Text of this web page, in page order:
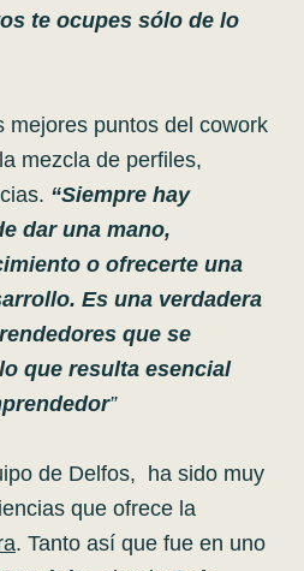
te ocupes sólo de lo
mejores puntos del cowork
mezcla de perfiles,
“Siempre hay
dar una mano,
o ofrecerte una
Es una verdadera
que se
que resulta esencial
”
de Delfos, ha sido muy
que ofrece la
. Tanto así que fue en uno